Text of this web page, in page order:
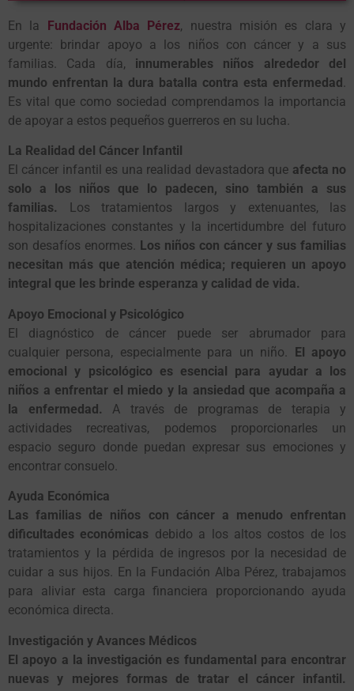
En la Fundación Alba Pérez, nuestra misión es clara y
urgente: brindar apoyo a los niños con cáncer y a sus
familias. Cada día, innumerables niños alrededor del
mundo enfrentan la dura batalla contra esta enfermedad.
Es vital que como sociedad comprendamos la importancia
de apoyar a estos pequeños guerreros en su lucha.
La Realidad del Cáncer Infantil
El cáncer infantil es una realidad devastadora que afecta no
solo a los niños que lo padecen, sino también a sus
familias.
Los tratamientos largos y extenuantes, las
hospitalizaciones constantes y la incertidumbre del futuro
son desafíos enormes. Los niños con cáncer y sus familias
necesitan más que atención médica; requieren un apoyo
integral que les brinde esperanza y calidad de vida.
Apoyo Emocional y Psicológico
El diagnóstico de cáncer puede ser abrumador para
cualquier persona, especialmente para un niño. El apoyo
emocional y psicológico es esencial para ayudar a los
niños a enfrentar el miedo y la ansiedad que acompaña a
la enfermedad. A través de programas de terapia y
actividades recreativas, podemos proporcionarles un
espacio seguro donde puedan expresar sus emociones y
encontrar consuelo.
Ayuda Económica
Las familias de niños con cáncer a menudo enfrentan
dificultades económicas debido a los altos costos de los
tratamientos y la pérdida de ingresos por la necesidad de
cuidar a sus hijos. En la Fundación Alba Pérez, trabajamos
para aliviar esta carga financiera proporcionando ayuda
económica directa.
Investigación y Avances Médicos
El apoyo a la investigación es fundamental para encontrar
nuevas y mejores formas de tratar el cáncer infantil.